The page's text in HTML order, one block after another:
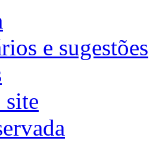
e sugestões
site